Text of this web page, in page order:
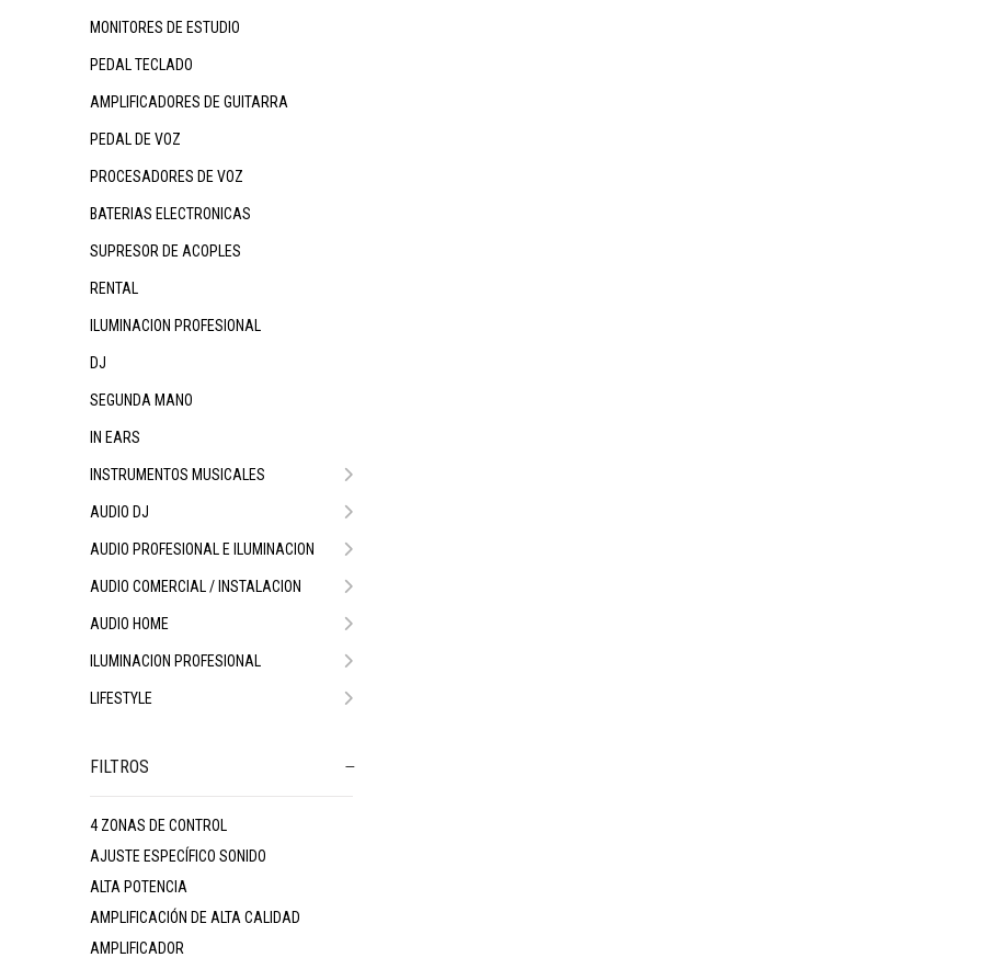
MONITORES DE ESTUDIO
PEDAL TECLADO
AMPLIFICADORES DE GUITARRA
PEDAL DE VOZ
PROCESADORES DE VOZ
BATERIAS ELECTRONICAS
SUPRESOR DE ACOPLES
RENTAL
ILUMINACION PROFESIONAL
DJ
SEGUNDA MANO
IN EARS
INSTRUMENTOS MUSICALES
AUDIO DJ
AUDIO PROFESIONAL E ILUMINACION
AUDIO COMERCIAL / INSTALACION
AUDIO HOME
ILUMINACION PROFESIONAL
LIFESTYLE
FILTROS
4 ZONAS DE CONTROL
AJUSTE ESPECÍFICO SONIDO
ALTA POTENCIA
AMPLIFICACIÓN DE ALTA CALIDAD
AMPLIFICADOR